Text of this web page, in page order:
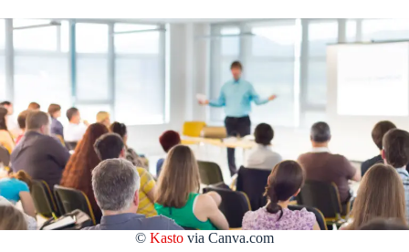
© Kasto via Canva.com